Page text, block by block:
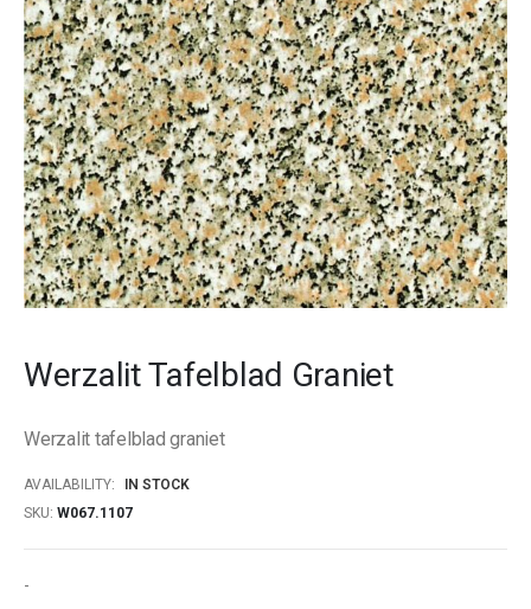
gallery
the
the
gallery
Werzalit Tafelblad Graniet
Werzalit tafelblad graniet
AVAILABILITY:
IN STOCK
SKU W067.1107
-